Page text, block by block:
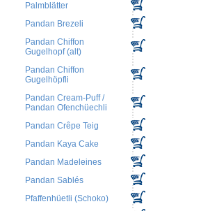
Palmblätter
Pandan Brezeli
Pandan Chiffon
Gugelhopf (alt)
Pandan Chiffon
Gugelhöpfli
Pandan Cream-Puff /
Pandan Ofenchüechli
Pandan Crêpe Teig
Pandan Kaya Cake
Pandan Madeleines
Pandan Sablés
Pfaffenhüetli (Schoko)